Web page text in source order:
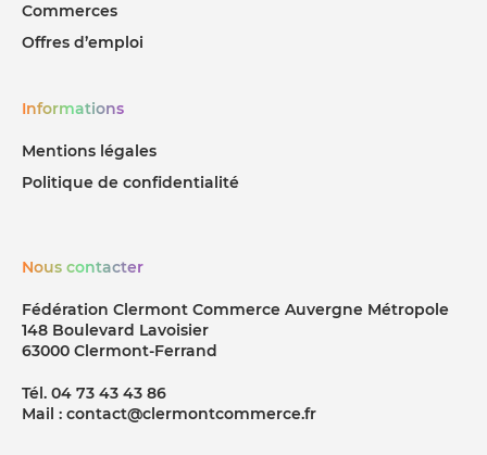
Commerces
Offres d’emploi
Informations
Mentions légales
Politique de confidentialité
Nous contacter
Fédération Clermont Commerce Auvergne Métropole
148 Boulevard Lavoisier
63000 Clermont-Ferrand
Tél. 04 73 43 43 86
Mail : contact@clermontcommerce.fr